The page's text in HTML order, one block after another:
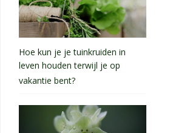
Hoe kun je je tuinkruiden in
leven houden terwijl je op
vakantie bent?